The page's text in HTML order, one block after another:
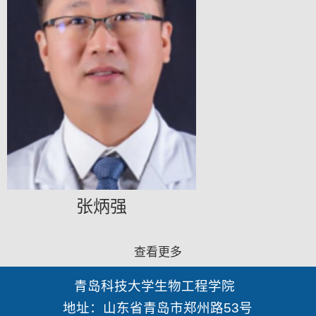
张炳强
查看更多
青岛科技大学生物工程学院
地址：山东省青岛市郑州路53号